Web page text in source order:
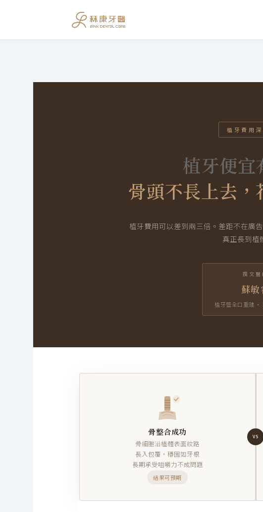
植牙費用
植牙便宜
骨頭不長上去
植牙費用可以差到兩三倍。差距不在廣
真正長到植
撰文醫
蘇敏
植牙暨全口重建 ·
骨整合成功
骨細胞沿植體表面紋路
長入包覆，穩固如牙根
長期承受咀嚼力不成問題
結果可預期